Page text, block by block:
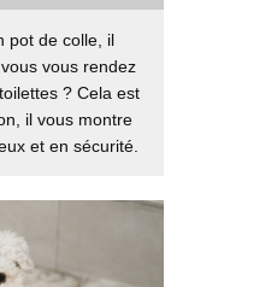
pot de colle, il
vous rendez
? Cela est
il vous montre
et en sécurité.